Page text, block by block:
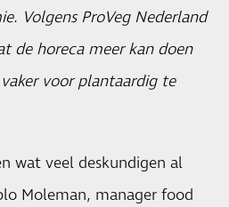
Volgens ProVeg Nederland
de horeca meer kan doen
voor plantaardig te
wat veel deskundigen al
Moleman, manager food